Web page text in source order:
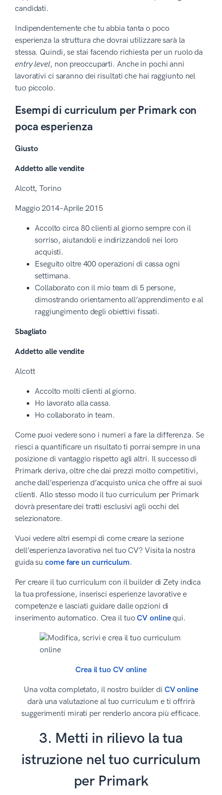
candidati.
Indipendentemente che tu abbia tanta o poco
esperienza la struttura che dovrai utilizzare sarà la
stessa. Quindi, se stai facendo richiesta per un ruolo da
entry level, non preoccuparti. Anche in pochi anni
lavorativi ci saranno dei risultati che hai raggiunto nel
tuo piccolo.
Esempi di curriculum per Primark con
poca esperienza
Giusto
Addetto alle vendite
Alcott, Torino
Maggio 2014–Aprile 2015
Accolto circa 80 clienti al giorno sempre con il
sorriso, aiutandoli e indirizzandoli nei loro
acquisti.
Eseguito oltre 400 operazioni di cassa ogni
settimana.
Collaborato con il mio team di 5 persone,
dimostrando orientamento all’apprendimento e al
raggiungimento degli obiettivi fissati.
Sbagliato
Addetto alle vendite
Alcott
Accolto molti clienti al giorno.
Ho lavorato alla cassa.
Ho collaborato in team.
Come puoi vedere sono i numeri a fare la differenza. Se
riesci a quantificare un risultato ti porrai sempre in una
posizione di vantaggio rispetto agli altri. Il successo di
Primark deriva, oltre che dai prezzi molto competitivi,
anche dall’esperienza d’acquisto unica che offre ai suoi
clienti. Allo stesso modo il tuo curriculum per Primark
dovrà presentare dei tratti esclusivi agli occhi del
selezionatore.
Vuoi vedere altri esempi di come creare la sezione
dell’esperienza lavorativa nel tuo CV? Visita la nostra
guida sucome fare un curriculum.
Per creare il tuo curriculum con il builder di Zety indica
la tua professione, inserisci esperienze lavorative e
competenze e lasciati guidare dalle opzioni di
inserimento automatico. Crea il tuo CV onlinequi.
Crea il tuo CV online
Una volta completato, il nostro builder di CV online
darà una valutazione al tuo curriculum e ti offrirà
suggerimenti mirati per renderlo ancora più efficace.
3. Metti in rilievo la tua
istruzione nel tuo curriculum
per Primark